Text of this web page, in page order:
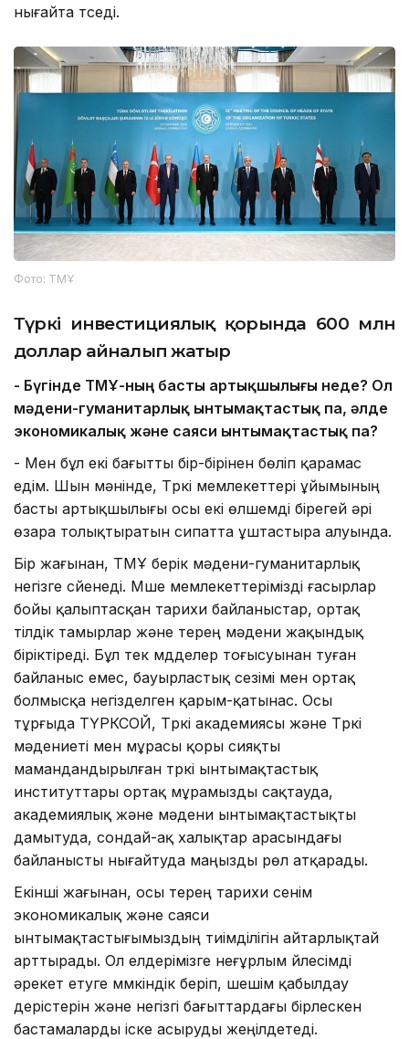
нығайта түседі.
Фото: ТМҰ
Түркі инвестициялық қорында 600 млн
доллар айналып жатыр
- Бүгінде ТМҰ-ның басты артықшылығы неде? Ол
мәдени-гуманитарлық ынтымақтастық па, әлде
экономикалық және саяси ынтымақтастық па?
- Мен бұл екі бағытты бір-бірінен бөліп қарамас
едім. Шын мәнінде, Түркі мемлекеттері ұйымының
басты артықшылығы осы екі өлшемді бірегей әрі
өзара толықтыратын сипатта ұштастыра алуында.
Бір жағынан, ТМҰ берік мәдени-гуманитарлық
негізге сүйенеді. Мүше мемлекеттерімізді ғасырлар
бойы қалыптасқан тарихи байланыстар, ортақ
тілдік тамырлар және терең мәдени жақындық
біріктіреді. Бұл тек мүдделер тоғысуынан туған
байланыс емес, бауырластық сезімі мен ортақ
болмысқа негізделген қарым-қатынас. Осы
тұрғыда ТҮРКСОЙ, Түркі академиясы және Түркі
мәдениеті мен мұрасы қоры сияқты
мамандандырылған түркі ынтымақтастық
институттары ортақ мұрамызды сақтауда,
академиялық және мәдени ынтымақтастықты
дамытуда, сондай-ақ халықтар арасындағы
байланысты нығайтуда маңызды рөл атқарады.
Екінші жағынан, осы терең тарихи сенім
экономикалық және саяси
ынтымақтастығымыздың тиімділігін айтарлықтай
арттырады. Ол елдерімізге неғұрлым үйлесімді
әрекет етуге мүмкіндік беріп, шешім қабылдау
үдерістерін және негізгі бағыттардағы бірлескен
бастамаларды іске асыруды жеңілдетеді.